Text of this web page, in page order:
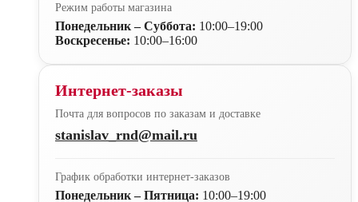
Режим работы магазина
Понедельник – Суббота: 10:00–19:00
Воскресенье: 10:00–16:00
Интернет-заказы
Почта для вопросов по заказам и доставке
stanislav_rnd@mail.ru
График обработки интернет-заказов
Понедельник – Пятница: 10:00–19:00